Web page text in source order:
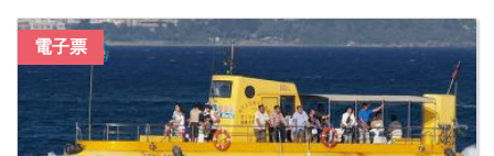
電子票